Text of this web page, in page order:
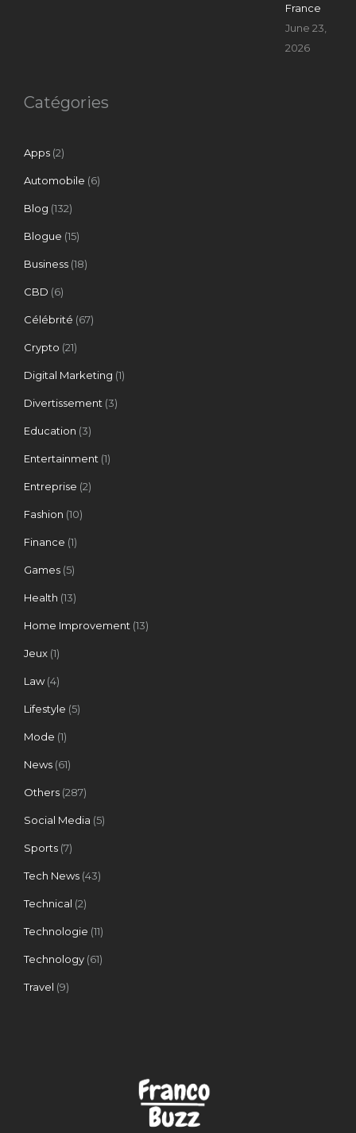
France
June 23,
2026
Catégories
Apps (2)
Automobile (6)
Blog (132)
Blogue (15)
Business (18)
CBD (6)
Célébrité (67)
Crypto (21)
Digital Marketing (1)
Divertissement (3)
Education (3)
Entertainment (1)
Entreprise (2)
Fashion (10)
Finance (1)
Games (5)
Health (13)
Home Improvement (13)
Jeux (1)
Law(4)
Lifestyle (5)
Mode (1)
News (61)
Others (287)
Social Media (5)
Sports (7)
Tech News (43)
Technical (2)
Technologie (11)
Technology (61)
Travel (9)